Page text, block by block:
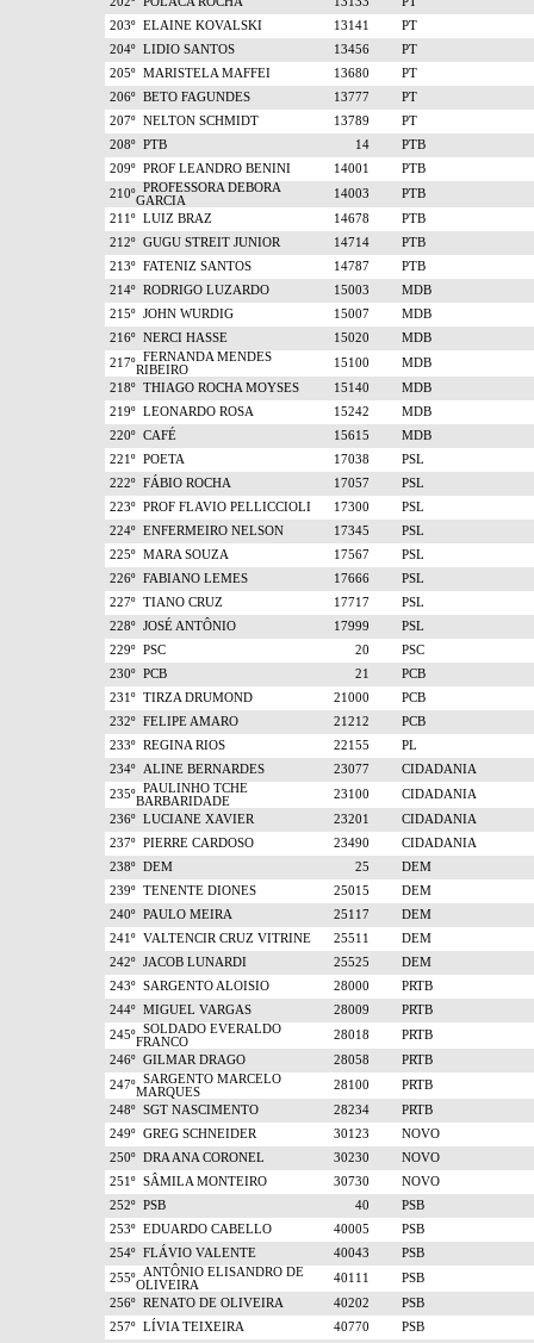
203º ELAINE KOVALSKI 13141
PT
204º LIDIO SANTOS 13456
PT
205º MARISTELA MAFFEI 13680
PT
206º BETO FAGUNDES 13777
PT
207º NELTON SCHMIDT 13789
PT
208º PTB 14
PTB
209º PROF LEANDRO BENINI 14001
PTB
210º PROFESSORA DEBORA
GARCIA
14003
PTB
211º LUIZ BRAZ 14678
PTB
212º GUGU STREIT JUNIOR 14714
PTB
213º FATENIZ SANTOS 14787
PTB
214º RODRIGO LUZARDO 15003
MDB
215º JOHN WURDIG 15007
MDB
216º NERCI HASSE 15020
MDB
217º FERNANDA MENDES
RIBEIRO
15100
MDB
218º THIAGO ROCHA MOYSES 15140
MDB
219º LEONARDO ROSA 15242
MDB
220º CAFÉ 15615
MDB
221º POETA 17038
PSL
222º FÁBIO ROCHA 17057
PSL
223º PROF FLAVIO PELLICCIOLI 17300
PSL
224º ENFERMEIRO NELSON 17345
PSL
225º MARA SOUZA 17567
PSL
226º FABIANO LEMES 17666
PSL
227º TIANO CRUZ 17717
PSL
228º JOSÉ ANTÔNIO 17999
PSL
229º PSC 20
PSC
230º PCB 21
PCB
231º TIRZA DRUMOND 21000
PCB
232º FELIPE AMARO 21212
PCB
233º REGINA RIOS 22155
PL
234º ALINE BERNARDES 23077
CIDADANIA
235º PAULINHO TCHE
BARBARIDADE
23100
CIDADANIA
236º LUCIANE XAVIER 23201
CIDADANIA
237º PIERRE CARDOSO 23490
CIDADANIA
238º DEM 25
DEM
239º TENENTE DIONES 25015
DEM
240º PAULO MEIRA 25117
DEM
241º VALTENCIR CRUZ VITRINE 25511
DEM
242º JACOB LUNARDI 25525
DEM
243º SARGENTO ALOISIO 28000
PRTB
244º MIGUEL VARGAS 28009
PRTB
245º SOLDADO EVERALDO
FRANCO
28018
PRTB
246º GILMAR DRAGO 28058
PRTB
247º SARGENTO MARCELO
MARQUES
28100
PRTB
248º SGT NASCIMENTO 28234
PRTB
249º GREG SCHNEIDER 30123
NOVO
250º DRA ANA CORONEL 30230
NOVO
251º SÂMILA MONTEIRO 30730
NOVO
252º PSB 40
PSB
253º EDUARDO CABELLO 40005
PSB
254º FLÁVIO VALENTE 40043
PSB
255º ANTÔNIO ELISANDRO DE
OLIVEIRA
40111
PSB
256º RENATO DE OLIVEIRA 40202
PSB
257º LÍVIA TEIXEIRA 40770
PSB